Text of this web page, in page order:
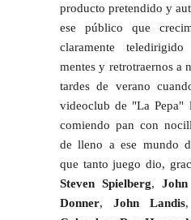
producto pretendido y
ese público que
claramente
mentes y retrotraernos a
tardes de verano
videoclub de "La
comiendo pan con
de lleno a ese mundo
que tanto juego dio,
Steven Spielberg,
Donner, John Landis